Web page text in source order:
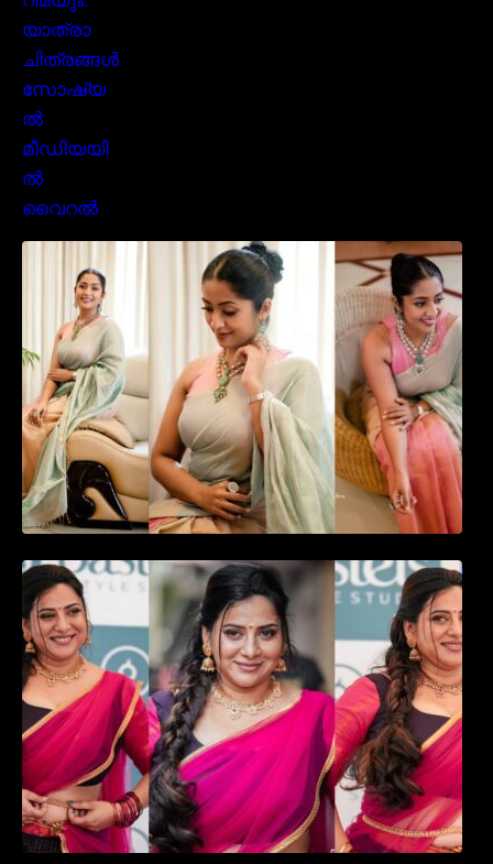
സാരിയിൽ സുന്ദരിയായി മലയിലകളുടെ
പ്രിയ താരം നവ്യാ നായർ| Malayalam
favourite actress Navya Nair cute in saree
ഉദ്ഘാടന വേദിയിൽ ആരാധരെ മയക്കുന്ന
തകർപ്പൻ ഡൻസുമായി അന്ന രാജൻ..